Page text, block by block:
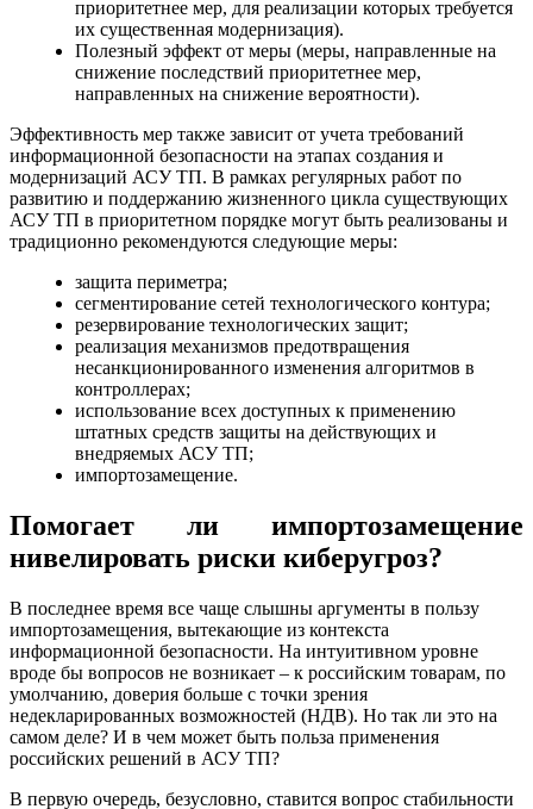
приоритетнее мер, для реализации которых требуется
их существенная модернизация).
Полезный эффект от меры (меры, направленные на
снижение последствий приоритетнее мер,
направленных на снижение вероятности).
Эффективность мер также зависит от учета требований
информационной безопасности на этапах создания и
модернизаций АСУ ТП. В рамках регулярных работ по
развитию и поддержанию жизненного цикла существующих
АСУ ТП в приоритетном порядке могут быть реализованы и
традиционно рекомендуются следующие меры:
защита периметра;
сегментирование сетей технологического контура;
резервирование технологических защит;
реализация механизмов предотвращения
несанкционированного изменения алгоритмов в
контроллерах;
использование всех доступных к применению
штатных средств защиты на действующих и
внедряемых АСУ ТП;
импортозамещение.
Помогает ли импортозамещение
нивелировать риски киберугроз?
В последнее время все чаще слышны аргументы в пользу
импортозамещения, вытекающие из контекста
информационной безопасности. На интуитивном уровне
вроде бы вопросов не возникает – к российским товарам, по
умолчанию, доверия больше с точки зрения
недекларированных возможностей (НДВ). Но так ли это на
самом деле? И в чем может быть польза применения
российских решений в АСУ ТП?
В первую очередь, безусловно, ставится вопрос стабильности